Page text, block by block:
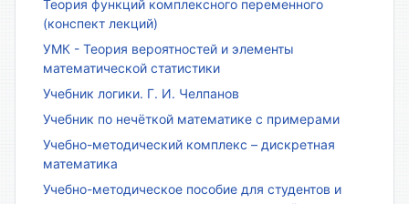
Теория функций комплексного переменного
(конспект лекций)
УМК - Теория вероятностей и элементы
математической статистики
Учебник логики. Г. И. Челпанов
Учебник по нечёткой математике с примерами
Учебно-методический комплекс – дискретная
математика
Учебно-методическое пособие для студентов и